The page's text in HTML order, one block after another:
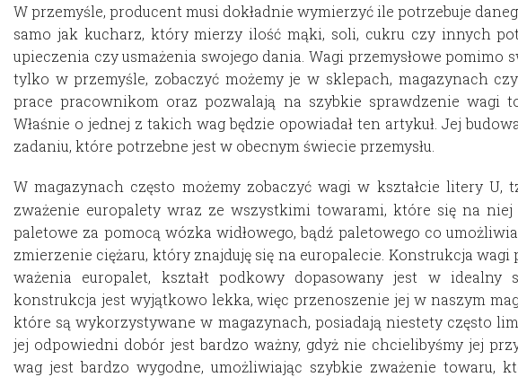
W przemyśle, producent musi dokładnie wymierzyć ile potrzebuje
samo jak kucharz, który mierzy ilość mąki, soli, cukru czy innych
upieczenia czy usmażenia swojego dania. Wagi przemysłowe pomimo
tylko w przemyśle, zobaczyć możemy je w sklepach, magazynach
prace pracownikom oraz pozwalają na szybkie sprawdzenie wagi
Właśnie o jednej z takich wag będzie opowiadał ten artykuł. Jej
zadaniu, które potrzebne jest w obecnym świecie przemysłu.
W magazynach często możemy zobaczyć wagi w kształcie litery U,
zważenie europalety wraz ze wszystkimi towarami, które się na niej
paletowe za pomocą wózka widłowego, bądź paletowego co
zmierzenie ciężaru, który znajduję się na europalecie. Konstrukcja
ważenia europalet, kształt podkowy dopasowany jest w idealny
konstrukcja jest wyjątkowo lekka, więc przenoszenie jej w naszym
które są wykorzystywane w magazynach, posiadają niestety często
jej odpowiedni dobór jest bardzo ważny, gdyż nie chcielibyśmy jej
wag jest bardzo wygodne, umożliwiając szybkie zważenie towaru,